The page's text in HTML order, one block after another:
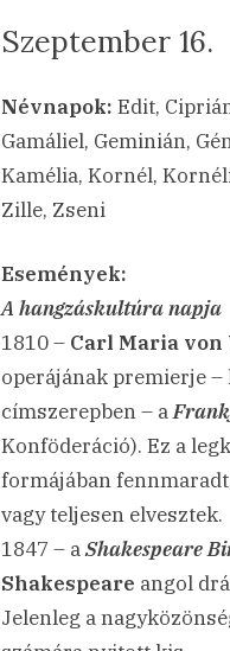
Szeptember 16.
2023.09.16.
Nincs hozzászólás
a(z)
16.
Névnapok: Edit,
Gamáliel, Geminián,
Kamélia, Kornél,
Zille, Zseni
Események:
A hangzáskultúra napja
1810 – Carl Maria von
operájának premierje –
címszerepben – a
Konföderáció). Ez a
formájában
vagy teljesen elvesztek.
1847 – aShakespeare
Shakespeare angol
Jelenleg a